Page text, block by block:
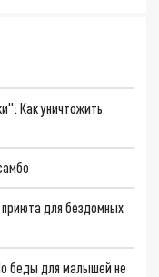
Как уничтожить
для бездомных
беды для малышей не